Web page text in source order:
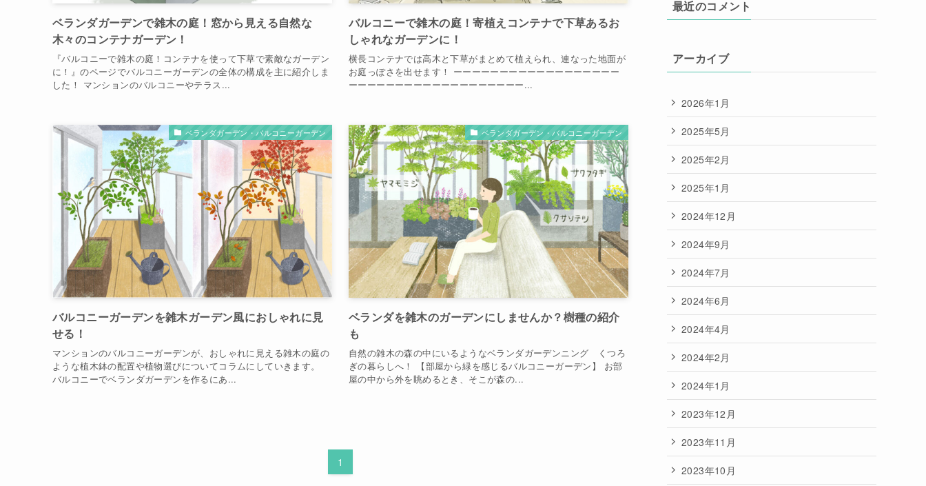
ベランダガーデンで雑木の庭！窓から見える自然な
木々のコンテナガーデン！
『バルコニーで雑木の庭！コンテナを使って下草で素敵なガーデン
に！』のページでバルコニーガーデンの全体の構成を主に紹介しま
した！ マンションのバルコニーやテラス...
バルコニーで雑木の庭！寄植えコンテナで下草あるお
しゃれなガーデンに！
横長コンテナでは高木と下草がまとめて植えられ、連なった地面が
お庭っぽさを出せます！ ーーーーーーーーーーーーーーーーーー
ーーーーーーーーーーーーーーーーーーー...
ベランダガーデン・バルコニーガーデン
バルコニーガーデンを雑木ガーデン風におしゃれに見
せる！
マンションのバルコニーガーデンが、おしゃれに見える雑木の庭の
ような植木鉢の配置や植物選びについてコラムにしていきます。
バルコニーでベランダガーデンを作るにあ...
ベランダガーデン・バルコニーガーデン
ベランダを雑木のガーデンにしませんか？樹種の紹介
も
自然の雑木の森の中にいるようなベランダガーデンニング くつろ
ぎの暮らしへ！ 【部屋から緑を感じるバルコニーガーデン】 お部
屋の中から外を眺めるとき、そこが森の...
1
最近のコメント
アーカイブ
2026年1月
2025年5月
2025年2月
2025年1月
2024年12月
2024年9月
2024年7月
2024年6月
2024年4月
2024年2月
2024年1月
2023年12月
2023年11月
2023年10月